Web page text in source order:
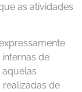
as atividades
de
aquelas
de